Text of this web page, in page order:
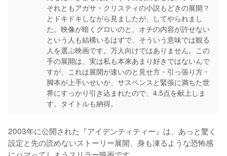
それともアガサ・クリスティの小説もどきの展開？
とドキドキしながら見ましたが、してやられまし
た。映像が暗くグロいのと、オチの内容が許せない
という人も結構いるはずで、そういう意味では観る
人を選ぶ映画です。万人向けではありません。この
手の展開は、実は私も本来あまり好きではないんで
すが、これは展開が速いのと見せ方・引っ張り方・
脚本が上手いせいか、サスペンスと緊張に満ちた世
界にすっかり引き込まれたので、4.5点を献上しま
す。タイトルも納得。
2003年に公開された『アイデンティティー』は、あっと驚く
設定と先の読めないストーリー展開、身も凍るような恐怖感